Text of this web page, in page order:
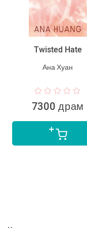
Twisted Hate
Ана Хуан
7300 драм